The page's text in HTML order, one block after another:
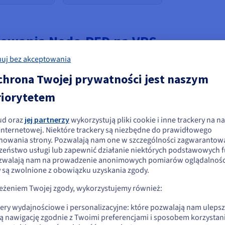
Node-RED na VPS
Tworzysz, uzyskujesz dostęp i kontrolujesz każdą tabelę,
hostowanie NocoDB na VPS daje Twojemu
danych jest hostowana na Twoim serwerze, z jasnymi
(MySQL, PostgreSQL)
danych, pozwalając na łączenie, przeglądanie i
Twój zespół może otwierać tabele, edytować pola i
, to ustawienie pozwala na korzystanie z NocoDB jako
produkcyjnej.
w miarę rozwoju projektu. Twórz nowe tabele, dodawaj dane i
się, że znajdujesz się w Stany
chcesz złożyć zamówienie w Stany Zjednoczone, wyszukaj odpowiednią
i załóż konto.
Go to Stany Zjednoczone website
us.ovhcloud.com/
Angielski USD - $
bez akceptowania
Twojej prywatności jest naszym
oraz jej partnerzywykorzystują pliki cookie i inne trackery na
Niektóre trackery są niezbędne do prawidłowego
strony. Pozwalają nam one w szczególności
usługi lub zapewnić działanie niektórych podstawowych
nam na prowadzenie anonimowych pomiarów
zwolnione z obowiązku uzyskania zgody.
Twojej zgody, wykorzystujemy również:
wydajnościowe i personalizacyjne: które pozwalają nam
nawigację zgodnie z Twoimi preferencjami i sposobem